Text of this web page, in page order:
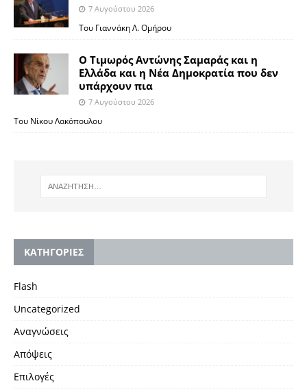
7 Αυγούστου 2026
Του Γιαννάκη Λ. Ομήρου
Ο Τιμωρός Αντώνης Σαμαράς και η
Ελλάδα και η Νέα Δημοκρατία που δεν
υπάρχουν πια
7 Αυγούστου 2026
Του Νίκου Λακόπουλου
KΑΤΗΓΟΡΙΕΣ
Flash
Uncategorized
Αναγνώσεις
Απόψεις
Επιλογές